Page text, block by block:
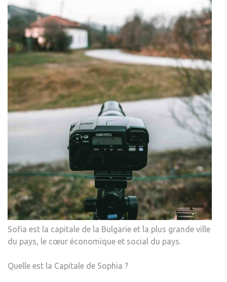
Sofia est la capitale de la Bulgarie et la plus grande ville
du pays, le cœur économique et social du pays.
Quelle est la Capitale de Sophia ?